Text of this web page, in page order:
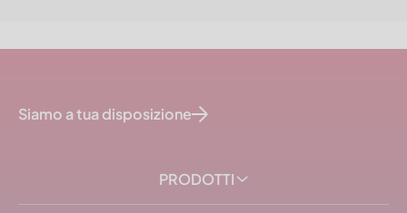
Siamo a tua disposizione
PRODOTTI